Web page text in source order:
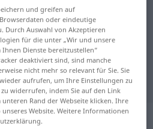
Übersetzung
und greifen auf
oder eindeutige
Durch Auswahl von Akzeptieren
für die unter „Wir und unsere
Dienste bereitzustellen“
deaktiviert sind, sind manche
nicht mehr so relevant für Sie. Sie
aufrufen, um Ihre Einstellungen zu
widerrufen, indem Sie auf den Link
Rand der Webseite klicken. Ihre
Website. Weitere Informationen